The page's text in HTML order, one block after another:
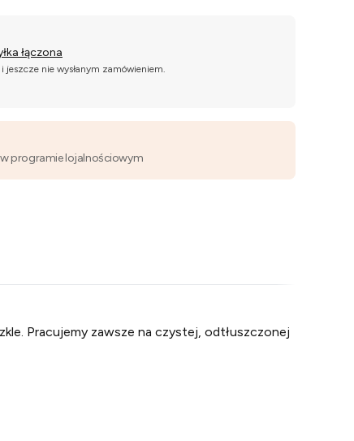
łączona
jeszcze nie wysłanym zamówieniem.
programie lojalnościowym
Pracujemy zawsze na czystej, odtłuszczonej